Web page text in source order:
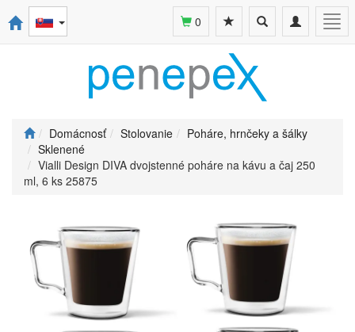
Toggle
navigation
Toggle
search
0
Domácnosť Stolovanie
Poháre, hrnčeky a šálky
Sklenené
Vialli Design DIVA dvojstenné poháre na kávu a čaj 250
ml, 6 ks 25875